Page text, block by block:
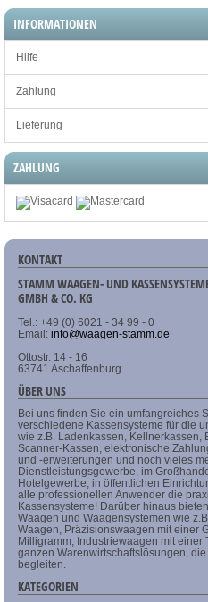
INFORMATIONEN
Hilfe
Zahlung
Lieferung
ZAHLUNG
KONTAKT
STAMM WAAGEN- UND
GMBH & CO. KG
Tel.: +49 (0) 6021 - 34 99 - 0
Email: info@waagen-stamm.de
Ottostr. 14 - 16
63741 Aschaffenburg
ÜBER UNS
Bei uns finden Sie ein umfangreiches
verschiedene Kassensysteme für die
wie z.B. Ladenkassen, Kellnerkassen,
Scanner-Kassen, elektronische
und -erweiterungen und noch vieles
Dienstleistungsgewerbe, im
Hotelgewerbe, in öffentlichen
alle professionellen Anwender die
Kassensysteme! Darüber hinaus
Waagen und Waagensystemen wie
Waagen, Präzisionswaagen mit einer
Milligramm, Industriewaagen mit einer
ganzen Warenwirtschaftslösungen,
begleiten.
KATEGORIEN